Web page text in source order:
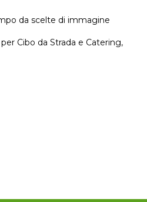
da scelte di immagine
Cibo da Strada e Catering,